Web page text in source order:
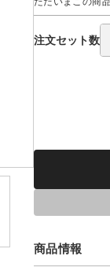
注文セット数
商品情報